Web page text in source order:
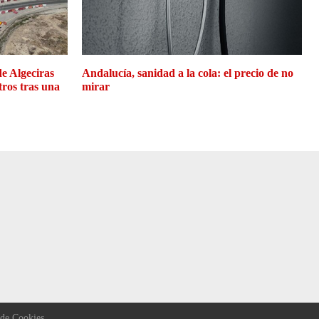
Algeciras
tras una
Andalucía, sanidad a la cola: el precio de no
mirar